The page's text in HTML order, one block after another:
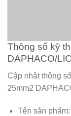
Thông số kỹ
DAPHACO/
Cập nhật thông
25mm2
Tên sản